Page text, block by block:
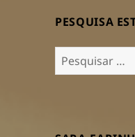
PESQUISA
Pesquisar
por: